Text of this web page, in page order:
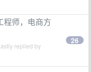
程师，电商方
replied by
26